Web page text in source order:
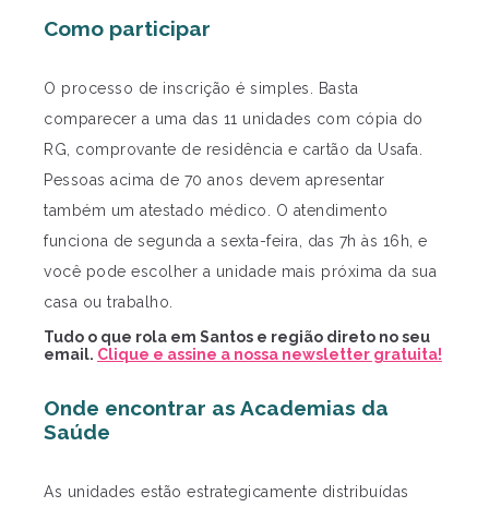
Como participar
O processo de inscrição é simples. Basta
comparecer a uma das 11 unidades com cópia do
RG, comprovante de residência e cartão da Usafa.
Pessoas acima de 70 anos devem apresentar
também um atestado médico. O atendimento
funciona de segunda a sexta-feira, das 7h às 16h, e
você pode escolher a unidade mais próxima da sua
casa ou trabalho.
Tudo o que rola em Santos e região direto no seu
email. Clique e assine a nossa newsletter gratuita!
Onde encontrar as Academias da
Saúde
As unidades estão estrategicamente distribuídas